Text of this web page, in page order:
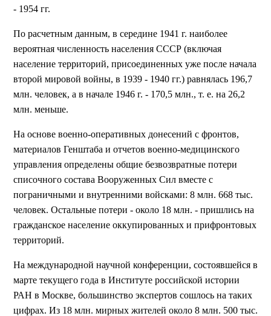
- 1954 гг.
По расчетным данным, в середине 1941 г. наиболее
вероятная численность населения СССР (включая
население территорий, присоединенных уже после начала
второй мировой войны, в 1939 - 1940 гг.) равнялась 196,7
млн. человек, а в начале 1946 г. - 170,5 млн., т. е. на 26,2
млн. меньше.
На основе военно-оперативных донесений с фронтов,
материалов Генштаба и отчетов военно-медицинского
управления определены общие безвозвратные потери
списочного состава Вооруженных Сил вместе с
пограничными и внутренними войсками: 8 млн. 668 тыс.
человек. Остальные потери - около 18 млн. - пришлись на
гражданское население оккупированных и прифронтовых
территорий.
На международной научной конференции, состоявшейся в
марте текущего года в Институте российской истории
РАН в Москве, большинство экспертов сошлось на таких
цифрах. Из 18 млн. мирных жителей около 8 млн. 500 тыс.